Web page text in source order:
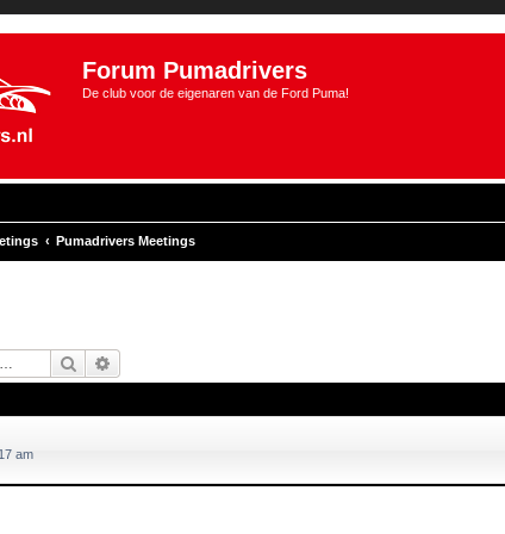
Forum Pumadrivers
De club voor de eigenaren van de Ford Puma!
Pumadrivers Meetings
Zoek
am